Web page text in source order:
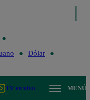
Dólar
TV en vivo MENÚ